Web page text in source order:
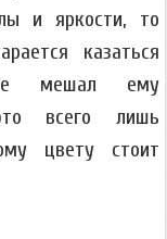
и яркости, то
казаться
мешал ему
всего лишь
цвету стоит